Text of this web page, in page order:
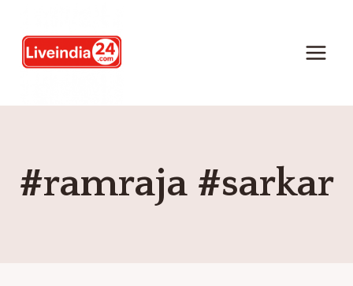
#ramraja #sarkar